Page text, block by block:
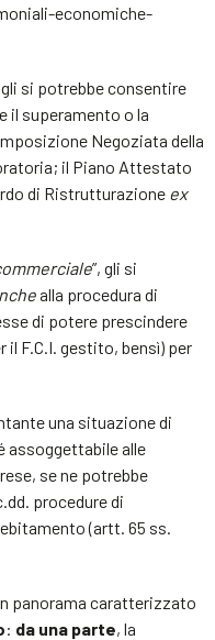
economiche-
gli si potrebbe consentire
il superamento o la
Negoziata della
il Piano Attestato
di Ristrutturazione ex
”, gli si
alla procedura di
di potere prescindere
il F.C.I. gestito, bensì) per
una situazione di
assoggettabile alle
se ne potrebbe
procedure di
(artt. 65 ss.
panorama caratterizzato
: da una parte, la